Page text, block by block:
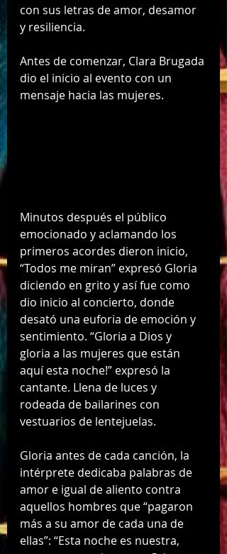
con sus letras de amor, desamor
y resiliencia.
Antes de comenzar, Clara Brugada
dio el inicio al evento con un
mensaje hacia las mujeres.
Minutos después el público
emocionado y aclamando los
primeros acordes dieron inicio,
“Todos me miran” expresó Gloria
diciendo en grito y así fue como
dio inicio al concierto, donde
desató una euforia de emoción y
sentimiento. “Gloria a Dios y
gloria a las mujeres que están
aquí esta noche!” expresó la
cantante. Llena de luces y
rodeada de bailarines con
vestuarios de lentejuelas.
Gloria antes de cada canción, la
intérprete dedicaba palabras de
amor e igual de aliento contra
aquellos hombres que “pagaron
más a su amor de cada una de
ellas”: “Esta noche es nuestra,